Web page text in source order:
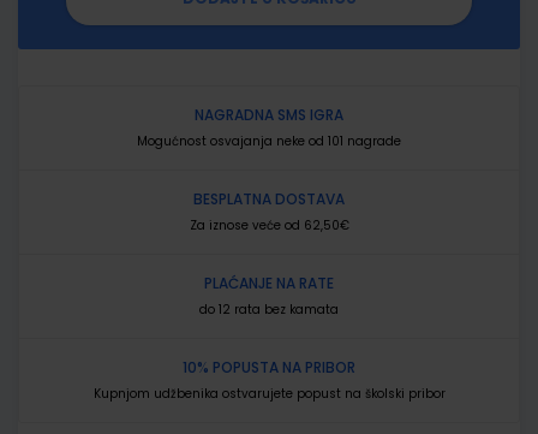
NAGRADNA SMS IGRA
Mogućnost osvajanja neke od 101 nagrade
BESPLATNA DOSTAVA
Za iznose veće od 62,50€
PLAĆANJE NA RATE
do 12 rata bez kamata
10% POPUSTA NA PRIBOR
Kupnjom udžbenika ostvarujete popust na školski pribor